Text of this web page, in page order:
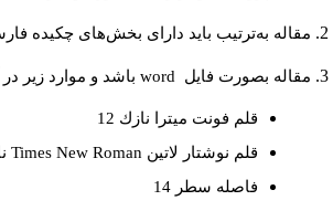
مقاله به‌ترتیب باید دارای بخش‌های چکیده
مقاله بصورت فايل word باشد و موارد زير
قلم فونت ميترا نازك 12
قلم نوشتار لاتين Times New Roman
فاصله سطر 14